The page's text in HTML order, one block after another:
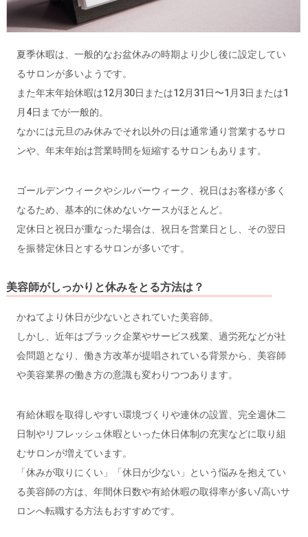
夏季休暇は、一般的なお盆休みの時期より少し後に設定してい
るサロンが多いようです。
また年末年始休暇は12月30日または12月31日〜1月3日または1
月4日までが一般的。
なかには元旦のみ休みでそれ以外の日は通常通り営業するサロ
ンや、年末年始は営業時間を短縮するサロンもあります。
ゴールデンウィークやシルバーウィーク、祝日はお客様が多く
なるため、基本的に休めないケースがほとんど。
定休日と祝日が重なった場合は、祝日を営業日とし、その翌日
を振替定休日とするサロンが多いです。
美容師がしっかりと休みをとる方法は？
かねてより休日が少ないとされていた美容師。
しかし、近年はブラック企業やサービス残業、過労死などが社
会問題となり、働き方改革が提唱されている背景から、美容師
や美容業界の働き方の意識も変わりつつあります。
有給休暇を取得しやすい環境づくりや連休の設置、完全週休二
日制やリフレッシュ休暇といった休日体制の充実などに取り組
むサロンが増えています。
「休みが取りにくい」「休日が少ない」という悩みを抱えてい
る美容師の方は、年間休日数や有給休暇の取得率が多い/高いサ
ロンへ転職する方法もおすすめです。